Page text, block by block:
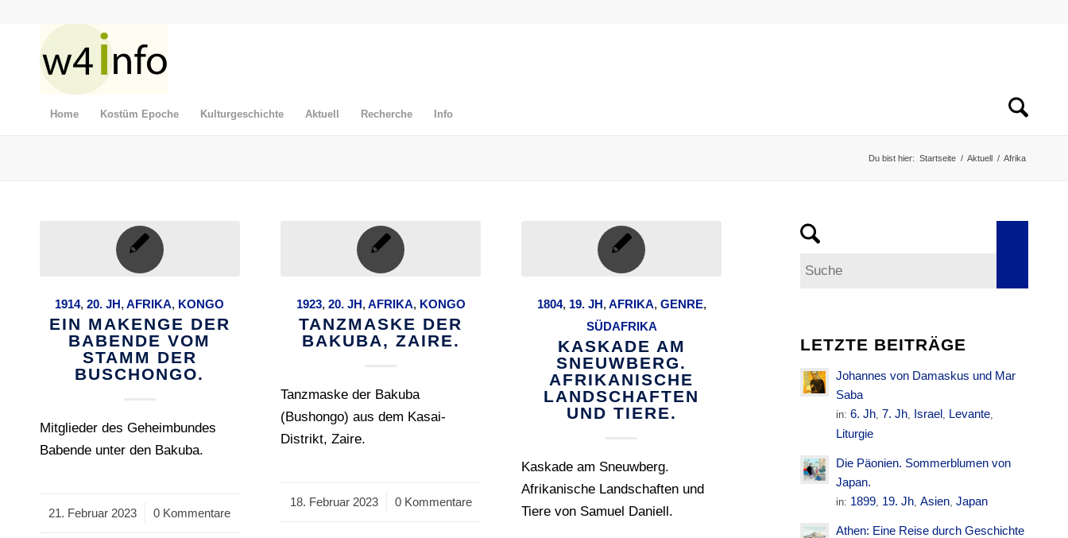
Home Kostüm Epoche Kulturgeschichte Aktuell Recherche Info
Du bist hier: Startseite / Aktuell / Afrika
1914,20. JH,AFRIKA, KONGO
EIN MAKENGE DER
BABENDE VOM
STAMM DER
BUSCHONGO.
Mitglieder des Geheimbundes
Babende unter den Bakuba.
21. Februar 2023
/ 0 Kommentare
1923, 20. JH,AFRIKA, KONGO
TANZMASKE DER
BAKUBA, ZAIRE.
Tanzmaske der Bakuba
(Bushongo) aus dem Kasai-
Distrikt, Zaire.
18. Februar 2023
/ 0 Kommentare
1804, 19. JH,AFRIKA, GENRE,
SÜDAFRIKA
KASKADE AM
SNEUWBERG.
AFRIKANISCHE
LANDSCHAFTEN
UND TIERE.
Kaskade am Sneuwberg.
Afrikanische Landschaften und
Tiere von Samuel Daniell.
LETZTE BEITRÄGE
Johannes von Damaskus und Mar
Saba
in:6. Jh, 7. Jh, Israel, Levante,
Liturgie
Die Päonien. Sommerblumen von
Japan.
in: 1899, 19. Jh,Asien,Japan
Athen: Eine Reise durch Geschichte